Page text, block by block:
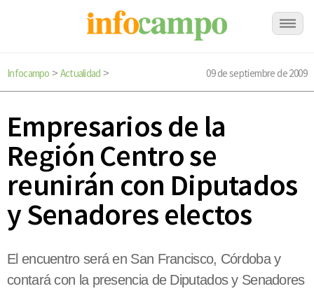
Infocampo > Actualidad > 09 de septiembre de 2009
Empresarios de la
Región Centro se
reunirán con Diputados
y Senadores electos
El encuentro será en San Francisco, Córdoba y
contará con la presencia de Diputados y Senadores